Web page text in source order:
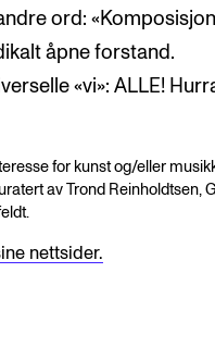
ord:
åpne forstand.
«vi»: ALLE!
for kunst og/eller
av Trond Reinholdtsen,
nettsider.